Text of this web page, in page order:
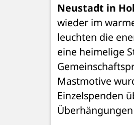
Neustadt in
wieder im
leuchten die
eine heimelige
Mastmotive
Einzelspenden